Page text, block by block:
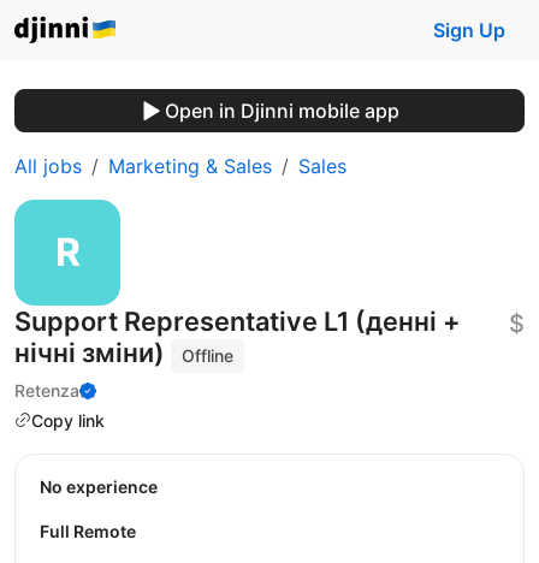
Sign Up
Open in Djinni mobile app
All jobs Marketing & Sales Sales
Support Representative L1 (денні +
нічні зміни)
Offline
Retenza
Copy link
$
No experience
Full Remote